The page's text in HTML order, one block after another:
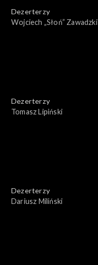
Dezerterzy
Wojciech „Słoń” Zawadzki
Dezerterzy
Tomasz Lipiński
Dezerterzy
Dariusz Miliński